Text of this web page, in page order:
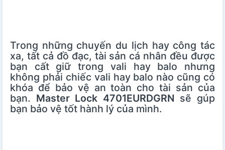
Trong những chuyến du lịch hay công tác
xa, tất cả đồ đạc, tài sản cá nhân đều được
bạn cất giữ trong vali hay balo nhưng
không phải chiếc vali hay balo nào cũng có
khóa để bảo vệ an toàn cho tài sản của
bạn. Master Lock 4701EURDGRN sẽ gúp
bạn bảo vệ tốt hành lý của mình.